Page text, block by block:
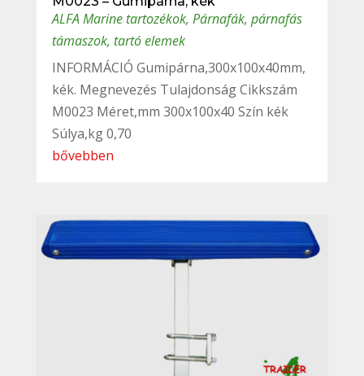
ALFA Marine tartozékok, Párnafák, párnafás
támaszok, tartó elemek
INFORMÁCIÓ Gumipárna,300x100x40mm,
kék. Megnevezés Tulajdonság Cikkszám
M0023 Méret,mm 300x100x40 Szín kék
Súlya,kg 0,70
bővebben